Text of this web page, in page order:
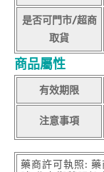
是否可門市/超商
取貨
商品屬性
有效期限
注意事項
藥商許可執照: